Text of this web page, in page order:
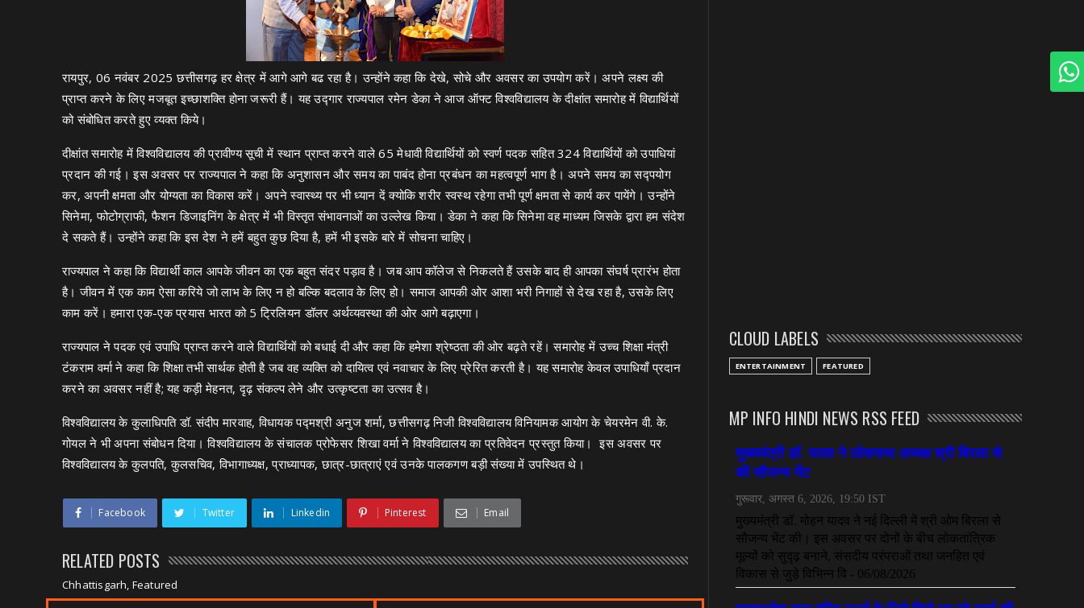
रायपुर, 06 नवंबर 2025 छत्तीसगढ़ हर क्षेत्र में आगे आगे बढ रहा है। उन्होंने कहा कि देखे, सोचे और अवसर का उपयोग करें। अपने लक्ष्य की
प्राप्त करने के लिए मजबूत इच्छाशक्ति होना जरूरी हैं। यह उद्गार राज्यपाल रमेन डेका ने आज ऑफ्ट विश्वविद्यालय के दीक्षांत समारोह में विद्यार्थियों
को संबोधित करते हुए व्यक्त किये।
दीक्षांत समारोह में विश्वविद्यालय की प्रावीण्य सूची में स्थान प्राप्त करने वाले 65 मेधावी विद्यार्थियों को स्वर्ण पदक सहित 324 विद्यार्थियों को उपाधियां
प्रदान की गई। इस अवसर पर राज्यपाल ने कहा कि अनुशासन और समय का पाबंद होना प्रबंधन का महत्वपूर्ण भाग है। अपने समय का सद्पयोग
कर, अपनी क्षमता और योग्यता का विकास करें। अपने स्वास्थ्य पर भी ध्यान दें क्योकि शरीर स्वस्थ रहेगा तभी पूर्ण क्षमता से कार्य कर पायेंगे। उन्होंने
सिनेमा, फोटोग्राफी, फैशन डिजाइनिंग के क्षेत्र में भी विस्तृत संभावनाओं का उल्लेख किया। डेका ने कहा कि सिनेमा वह माध्यम जिसके द्वारा हम संदेश
दे सकते हैं। उन्होंने कहा कि इस देश ने हमें बहुत कुछ दिया है, हमें भी इसके बारे में सोचना चाहिए।
राज्यपाल ने कहा कि विद्यार्थी काल आपके जीवन का एक बहुत संदर पड़ाव है। जब आप कॉलेज से निकलते हैं उसके बाद ही आपका संघर्ष प्रारंभ होता
है। जीवन में एक काम ऐसा करिये जो लाभ के लिए न हो बल्कि बदलाव के लिए हो। समाज आपकी ओर आशा भरी निगाहों से देख रहा है, उसके लिए
काम करें। हमारा एक-एक प्रयास भारत को 5 ट्रिलियन डॉलर अर्थव्यवस्था की ओर आगे बढ़ाएगा।
राज्यपाल ने पदक एवं उपाधि प्राप्त करने वाले विद्यार्थियों को बधाई दी और कहा कि हमेशा श्रेष्ठता की ओर बढ़ते रहें। समारोह में उच्च शिक्षा मंत्री
टंकराम वर्मा ने कहा कि शिक्षा तभी सार्थक होती है जब वह व्यक्ति को दायित्व एवं नवाचार के लिए प्रेरित करती है। यह समारोह केवल उपाधियाँ प्रदान
करने का अवसर नहीं है; यह कड़ी मेहनत, दृढ़ संकल्प लेने और उत्कृष्टता का उत्सव है।
विश्वविद्यालय के कुलाधिपति डॉ. संदीप मारवाह, विधायक पद्मश्री अनुज शर्मा, छत्तीसगढ़ निजी विश्वविद्यालय विनियामक आयोग के चेयरमेन वी. के.
गोयल ने भी अपना संबोधन दिया। विश्वविद्यालय के संचालक प्रोफेसर शिखा वर्मा ने विश्वविद्यालय का प्रतिवेदन प्रस्तुत किया। इस अवसर पर
विश्वविद्यालय के कुलपति, कुलसचिव, विभागाध्यक्ष, प्राध्यापक, छात्र-छात्राएं एवं उनके पालकगण बड़ी संख्या में उपस्थित थे।
Facebook Twitter Linkedin Pinterest Email
RELATED POSTS
Chhattisgarh, Featured
CLOUD LABELS
ENTERTAINMENT FEATURED
MP INFO HINDI NEWS RSS FEED